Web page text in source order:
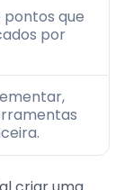
que
por